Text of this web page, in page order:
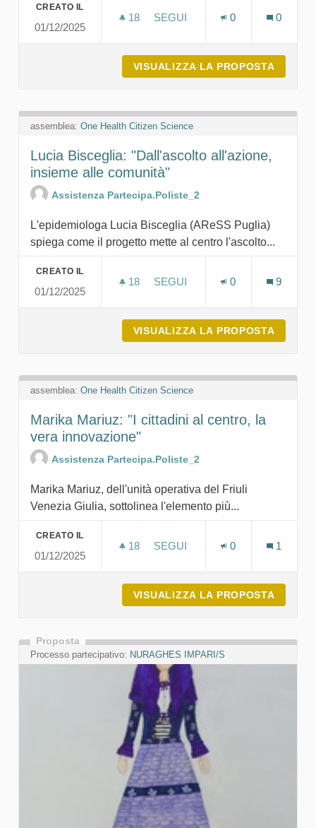
CREATO IL
01/12/2025
18 18 SOSTENITORI
SEGUI
0 0
VISUALIZZA LA PROPOSTA
assemblea: One Health Citizen Science
Lucia Bisceglia: "Dall'ascolto all'azione,
insieme alle comunità"
Assistenza Partecipa.Poliste_2
L'epidemiologa Lucia Bisceglia (AReSS Puglia)
spiega come il progetto mette al centro l'ascolto...
CREATO IL
01/12/2025
18 18 SOSTENITORI
SEGUI
0 9
VISUALIZZA LA PROPOSTA
assemblea: One Health Citizen Science
Marika Mariuz: "I cittadini al centro, la
vera innovazione"
Assistenza Partecipa.Poliste_2
Marika Mariuz, dell'unità operativa del Friuli
Venezia Giulia, sottolinea l'elemento più...
CREATO IL
01/12/2025
18 18 SOSTENITORI
SEGUI
0 1
VISUALIZZA LA PROPOSTA
Proposta
Processo partecipativo: NURAGHES IMPARI/S